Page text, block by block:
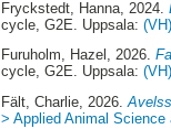
Fryckstedt, Hanna , 2024.
cycle, G2E. Uppsala:
Furuholm, Hazel , 2026.
cycle, G2E. Uppsala:
Fält, Charlie, 2026.
> Applied Animal Science